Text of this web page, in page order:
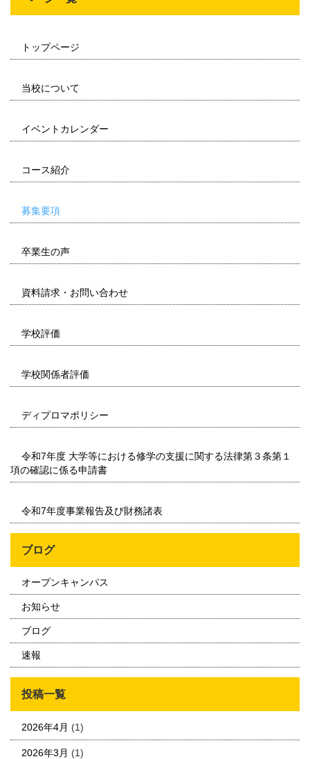
トップページ
当校について
イベントカレンダー
コース紹介
募集要項
卒業生の声
資料請求・お問い合わせ
学校評価
学校関係者評価
ディプロマポリシー
令和7年度 大学等における修学の支援に関する法律第３条第１
項の確認に係る申請書
令和7年度事業報告及び財務諸表
ブログ
オープンキャンパス
お知らせ
ブログ
速報
投稿一覧
2026年4月 (1)
2026年3月 (1)